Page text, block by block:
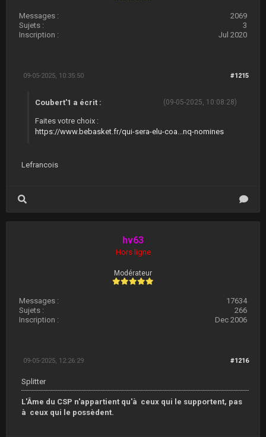
Messages :
2069
Sujets :
3
Inscription :
Jul 2020
#1215
09-05-2025, 10:35:50
(09-05-2025, 10:08:28)
Coubert'1 a écrit :
Faites votre choix :
https://www.bebasket.fr/qui-sera-elu-coa...nq-nomines
Lefrancois
hv63
Hors ligne
Modérateur
Messages :
17634
Sujets :
266
Inscription :
Dec 2006
#1216
09-05-2025, 12:26:29
Splitter
L'Âme du CSP n'appartient qu'à ceux qui le supportent, pas
à ceux qui le possèdent.